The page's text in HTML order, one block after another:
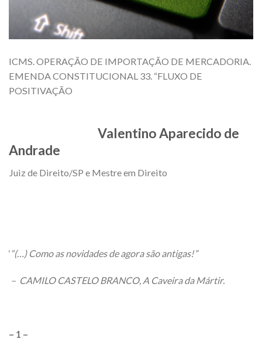
ICMS. OPERAÇÃO DE IMPORTAÇÃO DE MERCADORIA.
EMENDA CONSTITUCIONAL 33. “FLUXO DE
POSITIVAÇÃO
Valentino Aparecido de
Andrade
Juiz de Direito/SP e Mestre em Direito
‘ “(…) Como as novidades de agora são antigas!”
– CAMILO CASTELO BRANCO, A Caveira da Mártir.
– 1 –